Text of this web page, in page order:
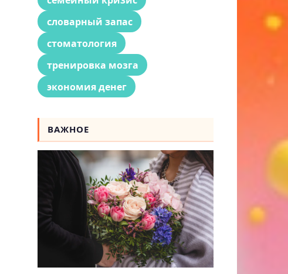
словарный запас
стоматология
тренировка мозга
экономия денег
ВАЖНОЕ